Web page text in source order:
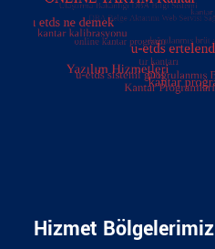
Hizmet Bölgelerimiz